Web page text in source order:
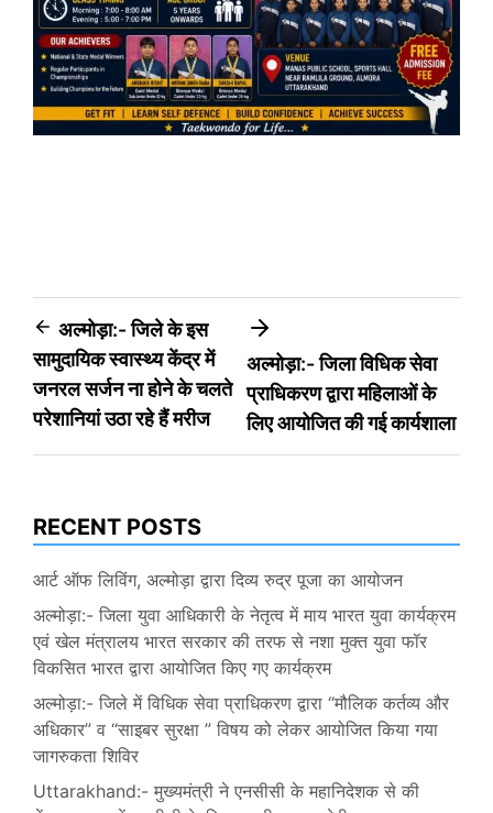
Post
navigation
अल्मोड़ा:- जिले के इस
सामुदायिक स्वास्थ्य केंद्र में
जनरल सर्जन ना होने के चलते
परेशानियां उठा रहे हैं मरीज
अल्मोड़ा:- जिला विधिक सेवा
प्राधिकरण द्वारा महिलाओं के
लिए आयोजित की गई कार्यशाला
RECENT POSTS
आर्ट ऑफ लिविंग, अल्मोड़ा द्वारा दिव्य रुद्र पूजा का आयोजन
अल्मोड़ा:- जिला युवा आधिकारी के नेतृत्व में माय भारत युवा कार्यक्रम
एवं खेल मंत्रालय भारत सरकार की तरफ से नशा मुक्त युवा फॉर
विकसित भारत द्वारा आयोजित किए गए कार्यक्रम
अल्मोड़ा:- जिले में विधिक सेवा प्राधिकरण द्वारा “मौलिक कर्तव्य और
अधिकार” व “साइबर सुरक्षा ” विषय को लेकर आयोजित किया गया
जागरुकता शिविर
Uttarakhand:- मुख्यमंत्री ने एनसीसी के महानिदेशक से की